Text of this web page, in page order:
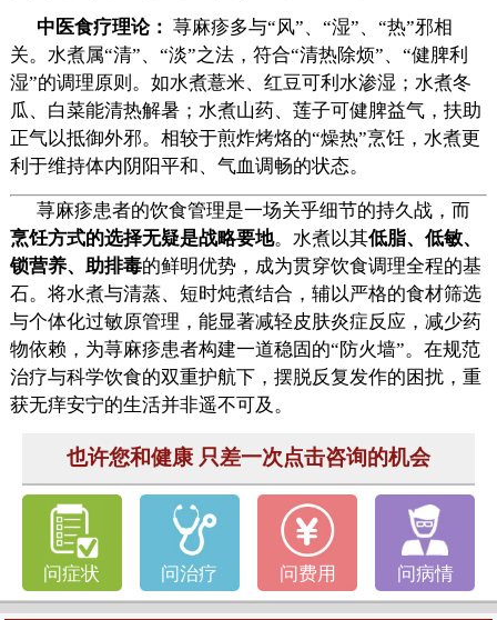
中医食疗理论： 荨麻疹多与“风”、“湿”、“热”邪相
关。水煮属“清”、“淡”之法，符合“清热除烦”、“健脾利
湿”的调理原则。如水煮薏米、红豆可利水渗湿；水煮冬
瓜、白菜能清热解暑；水煮山药、莲子可健脾益气，扶助
正气以抵御外邪。相较于煎炸烤烙的“燥热”烹饪，水煮更
利于维持体内阴阳平和、气血调畅的状态。
荨麻疹患者的饮食管理是一场关乎细节的持久战，而
烹饪方式的选择无疑是战略要地。水煮以其低脂、低敏、
锁营养、助排毒的鲜明优势，成为贯穿饮食调理全程的基
石。将水煮与清蒸、短时炖煮结合，辅以严格的食材筛选
与个体化过敏原管理，能显著减轻皮肤炎症反应，减少药
物依赖，为荨麻疹患者构建一道稳固的“防火墙”。在规范
治疗与科学饮食的双重护航下，摆脱反复发作的困扰，重
获无痒安宁的生活并非遥不可及。
也许您和健康 只差一次点击咨询的机会
问症状 问治疗 问费用 问病情